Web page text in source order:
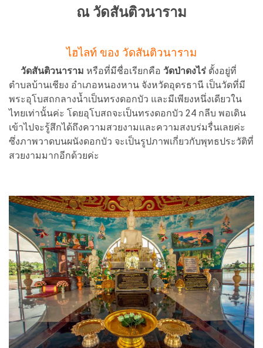
ณ วัดสันติวนาราม
ไฮไลท์ ของ วัดสันติวนาราม
วัดสันติวนาราม หรือที่มีชื่อเรียกคือ วัดป่าดงไร่ ตั้งอยู่ที่
ตําบลบ้านเชียง อําเภอหนองหาน จังหวัดอุดรธานี เป็นวัดที่มี
พระอุโบสถกลางน้ำเป็นทรงดอกบัว และมีเพียงหนึ่งเดียวใน
ไทยเท่านั้นค่ะ โดยอุโบสถจะเป็นทรงดอกบัว 24 กลีบ พอเดิน
เข้าไปจะรู้สึกได้ถึงความสวยงามและความสงบร่มรื่นเลยค่ะ
ซึ่งภาพ​วาดบนผนังดอกบัว จะเป็นรูปภาพเกี่ยวกับ​พุทธ​ประวัติที่
สวยงามมากอีกด้วยค่ะ